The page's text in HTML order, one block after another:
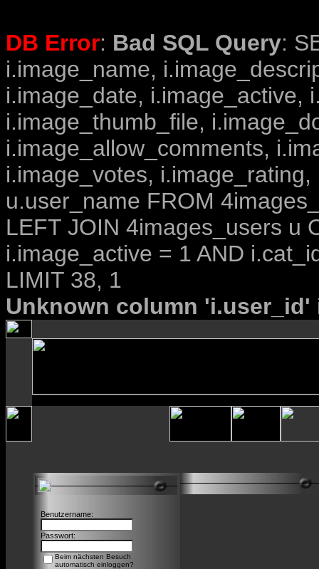
DB Error: Bad SQL Query:
i.image_name,
i.image_date, i.image_active,
i.image_thumb_file,
i.image_allow_comments,
i.image_votes,
u.user_name FROM
LEFT JOIN 4images_users u
i.image_active = 1 AND
LIMIT 38, 1
Unknown column
Benutzername:
Passwort:
Beim nächsten Besuch
automatisch einloggen?